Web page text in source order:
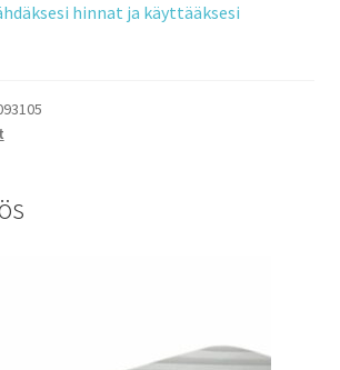
hinnat ja käyttääksesi